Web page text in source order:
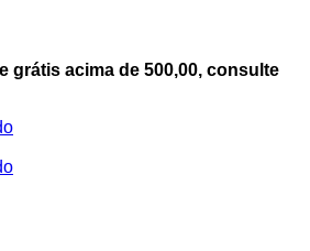
grátis acima de 500,00, consulte